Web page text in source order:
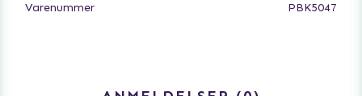
Varenummer
PBK5047